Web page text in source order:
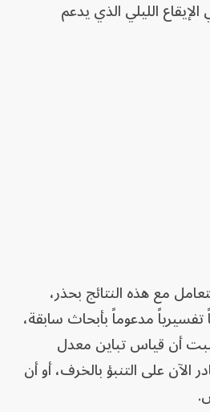
الليلي الذي يدعم
مع هذه النتائج بحذر،
مدعوماً بأبحاث سابقة،
أن قياس تباين معدل
على التنبؤ بالخرف، أو أن